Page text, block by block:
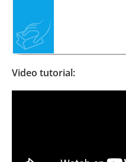
Video tutorial: